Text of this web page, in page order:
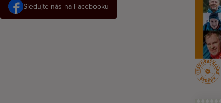
Sledujte nás na Facebooku